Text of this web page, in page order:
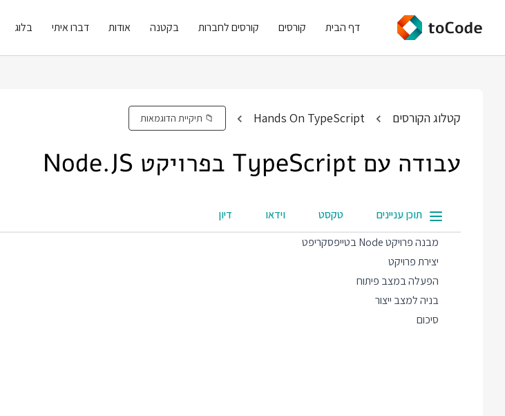
דף הבית קורסים קורסים לחברות בקטנה אודות דברו איתי בלוג
קטלוג הקורסים Hands On TypeScript 📁 תיקיית הדוגמאות
עבודה עם TypeScript בפרויקט Node.JS
תוכן עניינים טקסט וידאו דיון
מבנה פרויקט Node בטייפסקריפט
יצירת פרויקט
הפעלה במצב פיתוח
בניה למצב ייצור
סיכום